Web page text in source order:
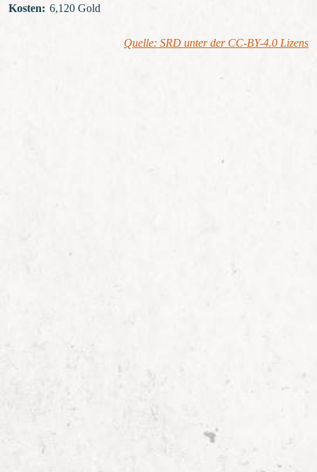
Kosten: 6,120 Gold
Quelle: SRD unter der CC-BY-4.0 Lizens